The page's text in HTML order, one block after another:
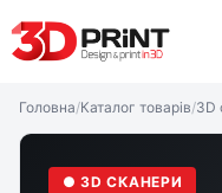
до
вмісту
Головна/Каталог товарів/3D
● 3D СКАНЕРИ